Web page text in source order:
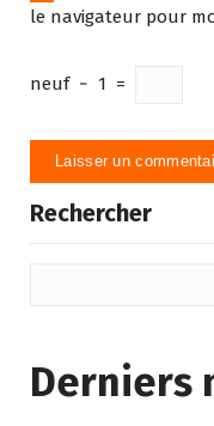
le navigateur pour
neuf − 1 =
Rechercher
Derniers